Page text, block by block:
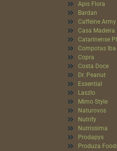
Apis Flora
Bardan
Caffeine Army
Casa Madeira
Catarinense
Compotas Iba
Copra
Costa Doce
Dr. Peanut
Essential
Laszlo
Mimo Style
Naturovos
Nutrify
Nutrissima
Prodapys
Produza